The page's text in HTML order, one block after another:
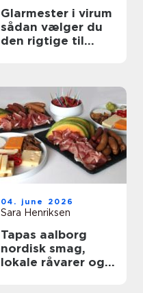
Glarmester i virum
sådan vælger du
den rigtige til
04. june 2026
Sara Henriksen
Tapas aalborg
nordisk smag,
lokale råvarer og